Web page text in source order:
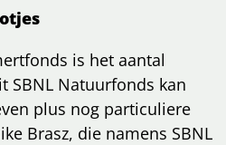
is het aantal
SBNL Natuurfonds kan
plus nog particuliere
Brasz, die namens SBNL